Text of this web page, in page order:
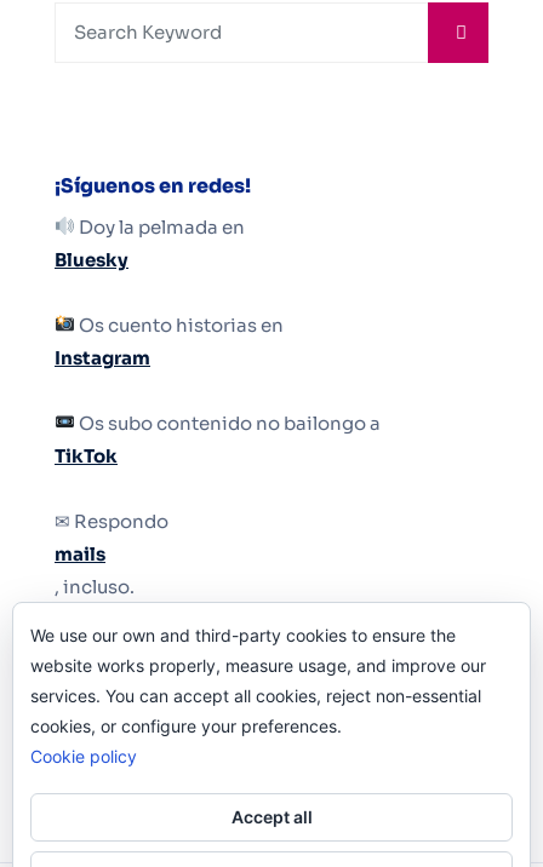
¡Síguenos en redes!
Doy la pelmada en
Bluesky
Os cuento historias en
Instagram
Os subo contenido no bailongo a
TikTok
✉ Respondo
mails
, incluso.
Y si una persona no puede tener teléfono, que
le quiten el teléfono.
We use our own and third-party cookies to ensure the
website works properly, measure usage, and improve our
services. You can accept all cookies, reject non-essential
cookies, or configure your preferences.
Cookie policy
Accept all